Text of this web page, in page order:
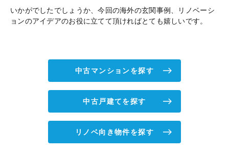
いかがでしたでしょうか、今回の海外の玄関事例、リノベーシ
ョンのアイデアのお役に立てて頂ければとても嬉しいです。
中古マンションを探す
中古戸建てを探す
リノベ向き物件を探す